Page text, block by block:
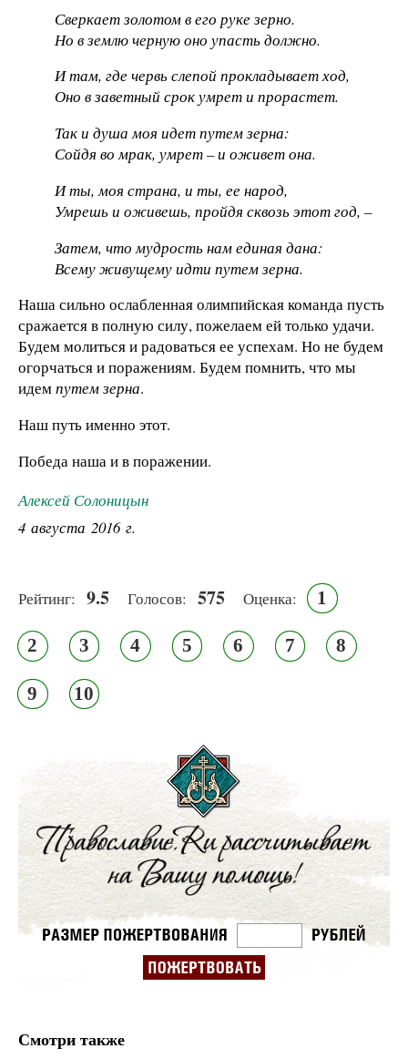
Сверкает золотом в его руке зерно.
Но в землю черную оно упасть должно.
И там, где червь слепой прокладывает ход,
Оно в заветный срок умрет и прорастет.
Так и душа моя идет путем зерна:
Сойдя во мрак, умрет – и оживет она.
И ты, моя страна, и ты, ее народ,
Умрешь и оживешь, пройдя сквозь этот год, –
Затем, что мудрость нам единая дана:
Всему живущему идти путем зерна.
Наша сильно ослабленная олимпийская команда пусть
сражается в полную силу, пожелаем ей только удачи.
Будем молиться и радоваться ее успехам. Но не будем
огорчаться и поражениям. Будем помнить, что мы
идемпутем зерна.
Наш путь именно этот.
Победа наша и в поражении.
Алексей Солоницын
4 августа 2016 г.
Рейтинг: 9.5 Голосов: 575 Оценка: 1
2 3 4 5 6 7 8
9 10
Смотри также